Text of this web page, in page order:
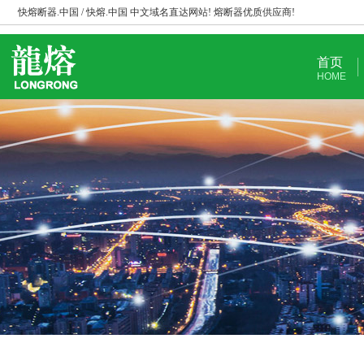
快熔断器.中国 / 快熔.中国 中文域名直达网站! 熔断器优质供应商!
首页
HOME